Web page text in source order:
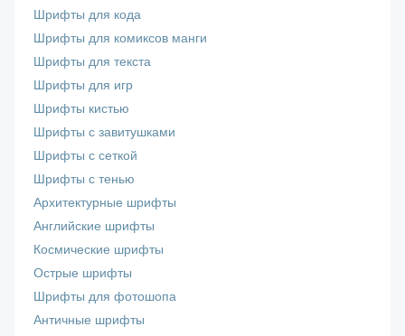
Шрифты для кода
Шрифты для комиксов манги
Шрифты для текста
Шрифты для игр
Шрифты кистью
Шрифты с завитушками
Шрифты с сеткой
Шрифты с тенью
Архитектурные шрифты
Английские шрифты
Космические шрифты
Острые шрифты
Шрифты для фотошопа
Античные шрифты